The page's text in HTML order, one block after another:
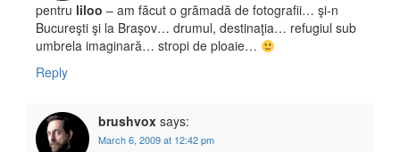
pentru liloo – am făcut o grămadă de fotografii… şi-n
Bucureşti şi la Braşov… drumul, destinaţia… refugiul sub
umbrela imaginară… stropi de ploaie…
Reply
brushvox says:
March 6, 2009 at 12:42 pm